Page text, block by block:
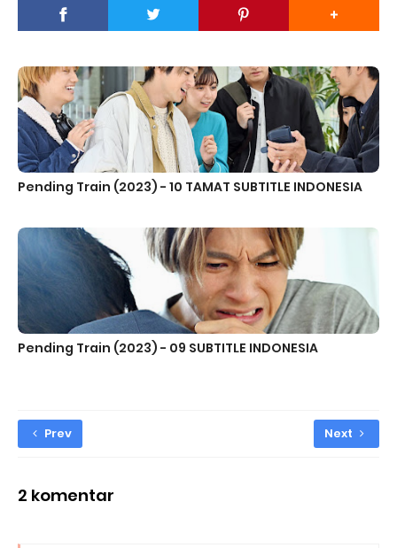
Pending Train (2023) - 10 TAMAT SUBTITLE INDONESIA
Pending Train (2023) - 09 SUBTITLE INDONESIA
Prev Next
2 komentar